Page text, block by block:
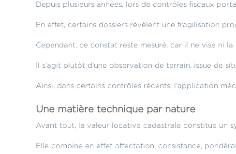
Depuis plusieurs années, lors de contrôles fiscaux
En effet, certains dossiers révèlent une fragilisation
Cependant, ce constat reste mesuré, car il ne vise ni
Il s’agit plutôt d’une observation de terrain, issue de
Ainsi, dans certains contrôles récents, l’application
Une matière technique par nature
Avant tout, la valeur locative cadastrale constitue un
Elle combine en effet affectation, consistance,